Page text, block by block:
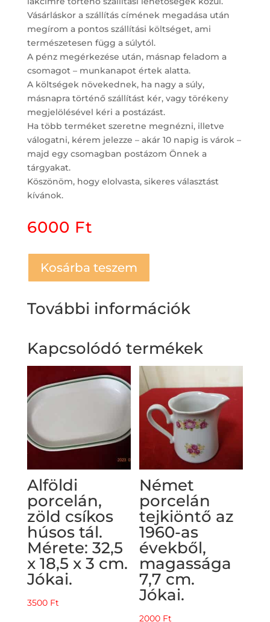
Vásárláskor a szállítás címének megadása után
megírom a pontos szállítási költséget, ami
természetesen függ a súlytól.
A pénz megérkezése után, másnap feladom a
csomagot – munkanapot értek alatta.
A költségek növekednek, ha nagy a súly,
másnapra történő szállítást kér, vagy törékeny
megjelölésével kéri a postázást.
Ha több terméket szeretne megnézni, illetve
válogatni, kérem jelezze – akár 10 napig is várok –
majd egy csomagban postázom Önnek a
tárgyakat.
Köszönöm, hogy elolvasta, sikeres választást
kívánok.
6000 Ft
Kosárba teszem
További információk
Kapcsolódó termékek
Alföldi
porcelán,
zöld csíkos
húsos tál.
Mérete: 32,5
x 18,5 x 3 cm.
Jókai.
3500 Ft
Német
porcelán
tejkiöntő az
1960-as
évekből,
magassága
7,7 cm.
Jókai.
2000 Ft